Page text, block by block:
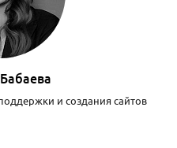
и создания сайтов